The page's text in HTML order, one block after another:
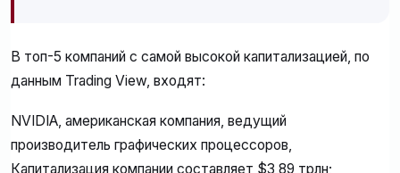
В топ-5 компаний с самой высокой капитализацией, по
данным Trading View, входят:
NVIDIA, американская компания, ведущий
производитель графических процессоров,
Капитализация компании составляет $3,89 трлн;